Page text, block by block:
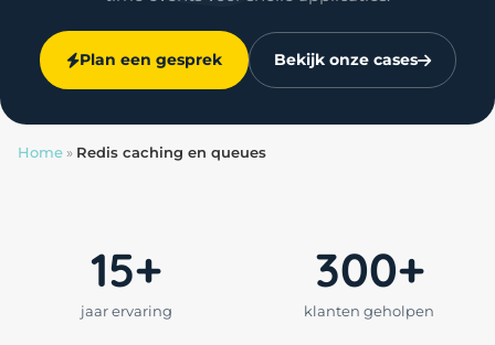
Plan een gesprek Bekijk onze cases
Home » Redis caching en queues
15+
jaar ervaring
300+
klanten geholpen